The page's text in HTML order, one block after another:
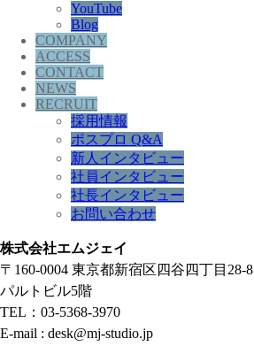
YouTube
Blog
COMPANY
ACCESS
CONTACT
NEWS
RECRUIT
採用情報
ポスプロ Q&A
新人インタビュー
社員インタビュー
社長インタビュー
お問い合わせ
株式会社エムジェイ
〒160-0004 東京都新宿区四谷四丁目28-8
パルトビル5階
TEL：03-5368-3970
E-mail : desk@mj-studio.jp